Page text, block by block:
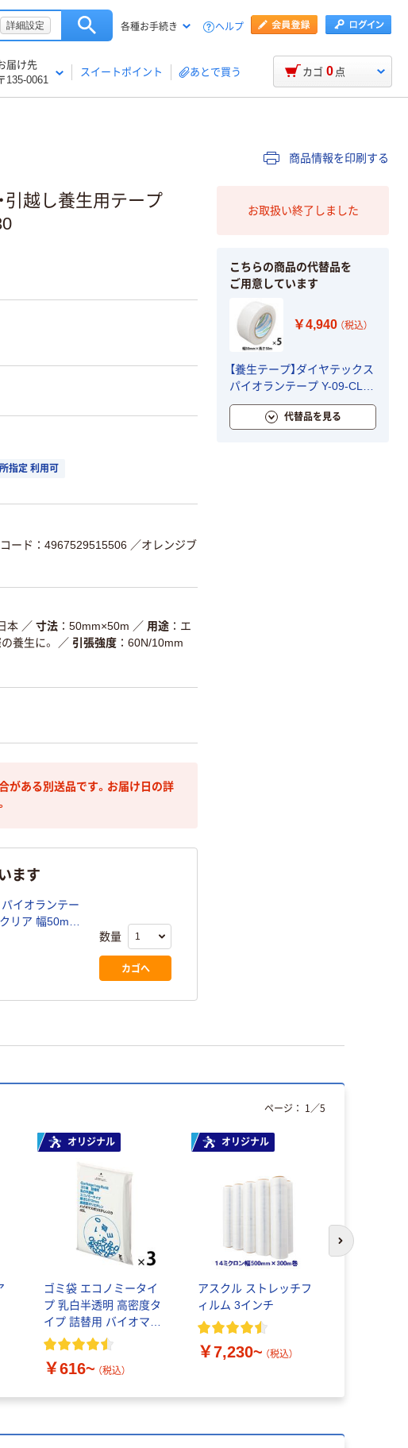
詳細設定 各種お手続き ヘルプ
届け先
135-0061
スイートポイント あとで買う カゴ 0 点
商品情報を印刷する
引越し養生用テープ
指定 利用可
コード：4967529515506 ／オレンジブ
本 ／ 寸法 50mm×50m ／ 用途
エ
養生に。
／ 引張強度
60N/10mm
がある別送品です。お届け日の詳
ます
パイオランテー
リア 幅50mm×
数量
カゴへ
お取扱い終了しました
こちらの商品の代替品を
ご用意しています
￥4,940 （税込）
【養生テープ】ダイヤテックス
パイオランテープ Y-09-CL
塗装・建築養生用 クリア 幅
50mm×長さ50m 1セット（5
代替品を見る
オリジナル
ゴミ袋 エコノミータイ
プ 乳白半透明 高密度タ
イプ 詰替用 バイオマス
素材10％配合
￥616~ （税込）
オリジナル
アスクル ストレッチフ
ィルム 3インチ
￥7,230~ （税込）
ページ： 1 ／5
次のスライド